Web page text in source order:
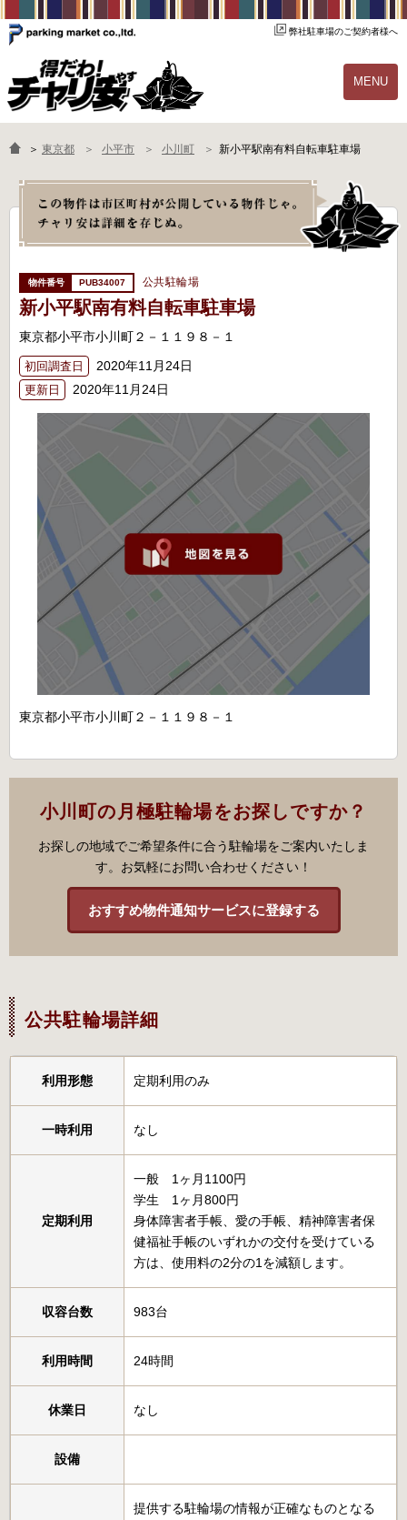
弊社駐車場のご契約者様へ
MENU
物件一覧 ご契約の流れ
よくあるご質問 駐輪場オーナー様へ
＞ 東京都 小平市 小川町 新小平駅南有料自転車駐車場
PUB34007 公共駐輪場
新小平駅南有料自転車駐車場
東京都小平市小川町２－１１９８－１
初回調査日 2020年11月24日
更新日 2020年11月24日
東京都小平市小川町２－１１９８－１
小川町の月極駐輪場をお探しですか？
お探しの地域でご希望条件に合う駐輪場をご案内いたしま
す。お気軽にお問い合わせください！
おすすめ物件通知サービスに登録する
公共駐輪場詳細
利用形態 定期利用のみ
一時利用 なし
定期利用
一般 1ヶ月1100円
学生 1ヶ月800円
身体障害者手帳、愛の手帳、精神障害者保
健福祉手帳のいずれかの交付を受けている
方は、使用料の2分の1を減額します。
収容台数 983台
利用時間 24時間
休業日 なし
設備
提供する駐輪場の情報が正確なものとなる